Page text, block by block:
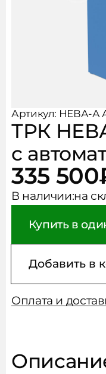
Артикул: НЕВА-А
ТРК
с
335 500
В наличии:на
Купить в
Добавить в
Оплата и
Рукава,
КОНТАКТЫ